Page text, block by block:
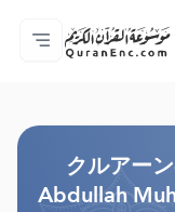
ホーム
対訳の目次
Audio
開発者向
事業内容
お問い合
言語
クルアー
Abdullah